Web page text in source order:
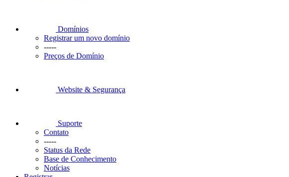
Domínios
Registrar um novo domínio
-----
Preços de Domínio
Website & Segurança
Suporte
Contato
-----
Status da Rede
Base de Conhecimento
Notícias